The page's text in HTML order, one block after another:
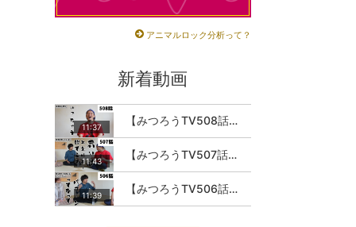
アニマルロック分析って？
新着動画
11:37 【みつろうTV508話】さとうみつろう『サトレル男塾』編④「“毎日”が変わります。楽しく」
11:43 【みつろうTV507話】さとうみつろう『サトレル男塾』編③「快楽は“自分のカラダの内側”にしかない」
11:39 【みつろうTV506話】さとうみつろう『サトレル男塾』編②「不思議な棒をお尻に…」